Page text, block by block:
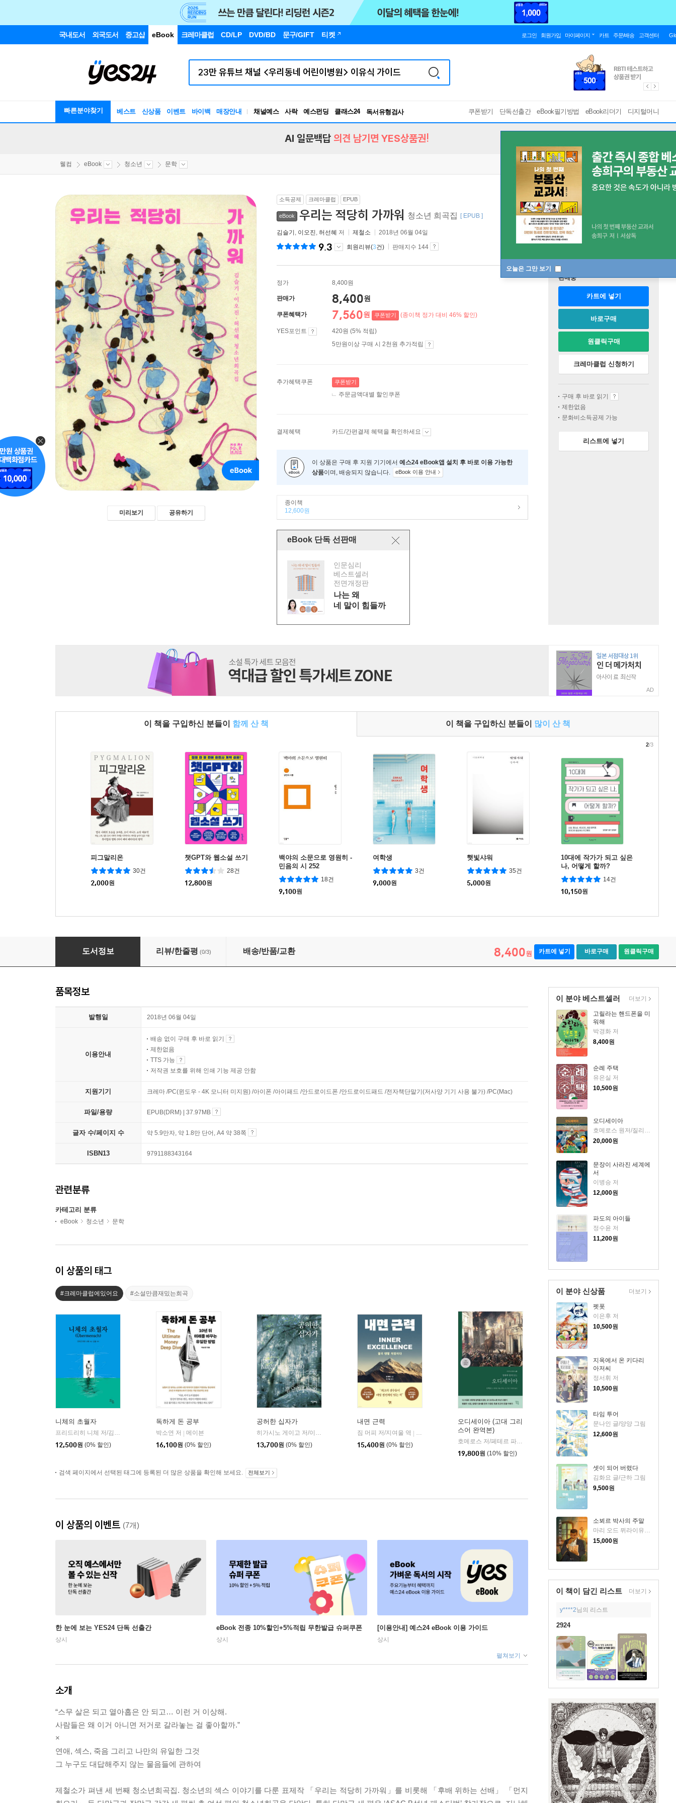
국내도서 외국도서 중고샵 eBook 크레마클럽 CD/LP DVD/BD 문구/GIFT 티켓 로그인 회원가입 마이페이지 카트 주문/배송 고객센터
빠른분야찾기 베스트 신상품 이벤트 바이백 매장안내 채널예스 사락 예스펀딩 클래스24
독서유형검사
RBTI Lab
쿠폰받기 단독선출간 eBook필기방법 eBook리더기 디지털머니
오늘은 그만 보기
AI 일문백답 의견 남기면 YES상품권!
웰컴 eBook 청소년 문학
미리보기 공유하기
소득공제 크레마클럽 EPUB
eBook 우리는 적당히 가까워 청소년 희곡집 [ EPUB ]
김슬기 , 이오진 , 허선혜 저 제철소 2018년 06월 04일
9.3 회원리뷰(3건) 판매지수 144
정가 8,400원
판매가 8,400원
쿠폰혜택가 7,560원 쿠폰받기 (종이책 정가 대비 46% 할인)
YES포인트
420원 (5% 적립)
5만원이상 구매 시 2천원 추가적립
추가혜택쿠폰 쿠폰받기
주문금액대별 할인쿠폰
결제혜택 카드/간편결제 혜택을 확인하세요
이 상품은 구매 후 지원 기기에서 예스24 eBook앱 설치 후 바로 이용 가능한
상품이며, 배송되지 않습니다. eBook 이용 안내
종이책
12,600원
eBook 단독 선판매
인문심리
베스트셀러
전면개정판
나는 왜
네 말이 힘들까
판매중
카트에 넣기
바로구매
원클릭구매
크레마클럽 신청하기
구매 후 바로 읽기
제한없음
문화비소득공제 가능
리스트에 넣기
AD
이 책을 구입하신 분들이 함께 산 책 이 책을 구입하신 분들이 많이 산 책
피그말리온
30건
2,000원
챗GPT와 웹소설 쓰기
28건
12,800원
백야의 소문으로 영원히 -
민음의 시 252
18건
9,100원
여학생
3건
9,000원
햇빛샤워
35건
5,000원
10대에 작가가 되고 싶은
나, 어떻게 할까?
14건
10,150원
2/3
우리는 적당히 가까워
도서정보 리뷰/한줄평 (0/3) 배송/반품/교환 8,400원 카트에 넣기 바로구매 원클릭구매
이 분야 베스트셀러
고릴라는 핸드폰을 미
워해
박경화 저
8,400원
순례 주택
유은실 저
10,500원
오디세이아
호메로스 원저/질리언 크로스 글/닐 패커 그림/윤영 역/장은수 해설
20,000원
문장이 사라진 세계에
서
이병승 저
12,000원
파도의 아이들
정수윤 저
11,200원
더보기
이 분야 신상품
펫폿
이은후 저
10,500원
지옥에서 온 키다리
아저씨
정서휘 저
10,500원
타임 투어
문나인 글/양양 그림
12,600원
셋이 되어 버렸다
김화요 글/근하 그림
9,500원
소뵈르 박사의 주말
마리 오드 뮈라이유 저/윤예니 역
15,000원
더보기
이 책이 담긴 리스트 더보기
y****2님의 리스트
2924
품목정보
발행일 2018년 06월 04일
이용안내
배송 없이 구매 후 바로 읽기
제한없음
TTS 가능
저작권 보호를 위해 인쇄 기능 제공 안함
지원기기 크레마 /PC(윈도우 - 4K 모니터 미지원) /아이폰 /아이패드 /안드로이드폰 /안드로이드패드 /전자책단말기(저사양 기기 사용 불가) /PC(Mac)
파일/용량 EPUB(DRM) | 37.97MB
글자 수/페이지 수 약 5.9만자, 약 1.8만 단어, A4 약 38쪽
ISBN13 9791188343164
관련분류
카테고리 분류
eBook 청소년 문학
이 상품의 태그
#크레마클럽에있어요 #소설만큼재밌는희곡
니체의 초월자
12,500원 (0% 할인)
독하게 돈 공부
박소연 저 | 메이븐
16,100원 (0% 할인)
공허한 십자가
자음과모음
13,700원 (0% 할인)
내면 근력
짐 머피 저/지여울 역 |
15,400원 (0% 할인)
오디세이아 (고대 그리
스어 완역본)
|
19,800원 (10% 할인)
검색 페이지에서 선택된 태그에 등록된 더 많은 상품을 확인해 보세요. 전체보기
이 상품의 이벤트 (7개)
한 눈에 보는 YES24 단독 선출간
상시
eBook 전종 10%할인+5%적립 무한발급 슈퍼쿠폰
상시
[이용안내] 예스24 eBook 이용 가이드
상시
펼쳐보기
소개
“스무 살은 되고 열아홉은 안 되고… 이런 거 이상해.
사람들은 왜 이거 아니면 저거로 갈라놓는 걸 좋아할까.”
×
연애, 섹스, 죽음 그리고 나만의 유일한 그것
그 누구도 대답해주지 않는 물음들에 관하여
제철소가 펴낸 세 번째 청소년희곡집. 청소년의 섹스 이야기를 다룬 표제작 「우리는 적당히 가까워」를 비롯해 「후배 위하는 선배」 「먼지